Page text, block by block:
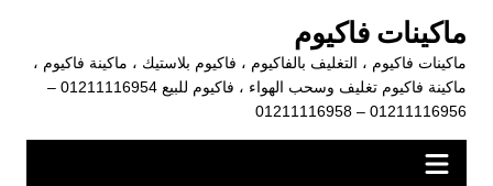
المحتوى
ماكينات فاكيوم
ماكينات فاكيوم ، التغليف بالفاكيوم ، فاكيوم بلاستيك ، ماكينة فاكيوم ،
ماكينة فاكيوم تغليف وسحب الهواء ، فاكيوم للبيع 01211116954 –
01211116956 – 01211116958